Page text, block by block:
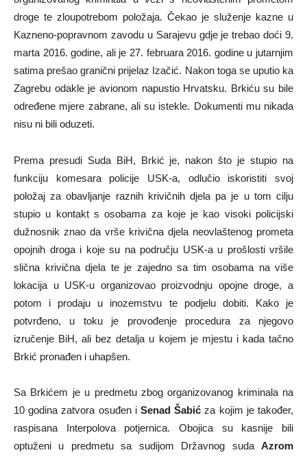
droge te zloupotrebom položaja. Čekao je služenje kazne u
Kazneno-popravnom zavodu u Sarajevu gdje je trebao doći 9.
marta 2016. godine, ali je 27. februara 2016. godine u jutarnjim
satima prešao granični prijelaz Izačić. Nakon toga se uputio ka
Zagrebu odakle je avionom napustio Hrvatsku. Brkiću su bile
određene mjere zabrane, ali su istekle. Dokumenti mu nikada
nisu ni bili oduzeti.
Prema presudi Suda BiH, Brkić je, nakon što je stupio na
funkciju komesara policije USK-a, odlučio iskoristiti svoj
položaj za obavljanje raznih krivičnih djela pa je u tom cilju
stupio u kontakt s osobama za koje je kao visoki policijski
dužnosnik znao da vrše krivična djela neovlaštenog prometa
opojnih droga i koje su na području USK-a u prošlosti vršile
slična krivična djela te je zajedno sa tim osobama na više
lokacija u USK-u organizovao proizvodnju opojne droge, a
potom i prodaju u inozemstvu te podjelu dobiti. Kako je
potvrđeno, u toku je provođenje procedura za njegovo
izručenje BiH, ali bez detalja u kojem je mjestu i kada tačno
Brkić pronađen i uhapšen.
Sa Brkićem je u predmetu zbog organizovanog kriminala na
10 godina zatvora osuđen i Senad Šabić za kojim je također,
raspisana Interpolova potjernica. Obojica su kasnije bili
optuženi u predmetu sa sudijom Državnog suda Azrom